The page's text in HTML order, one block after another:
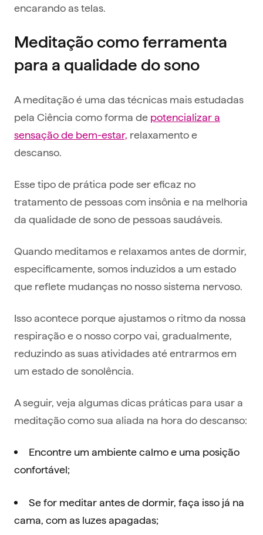
encarando as telas.
Meditação como ferramenta
para a qualidade do sono
A meditação é uma das técnicas mais estudadas
pela Ciência como forma de potencializar a
sensação de bem-estar, relaxamento e
descanso.
Esse tipo de prática pode ser eficaz no
tratamento de pessoas com insônia e na melhoria
da qualidade de sono de pessoas saudáveis.
Quando meditamos e relaxamos antes de dormir,
especificamente, somos induzidos a um estado
que reflete mudanças no nosso sistema nervoso.
Isso acontece porque ajustamos o ritmo da nossa
respiração e o nosso corpo vai, gradualmente,
reduzindo as suas atividades até entrarmos em
um estado de sonolência.
A seguir, veja algumas dicas práticas para usar a
meditação como sua aliada na hora do descanso:
Encontre um ambiente calmo e uma posição
confortável;
Se for meditar antes de dormir, faça isso já na
cama, com as luzes apagadas;